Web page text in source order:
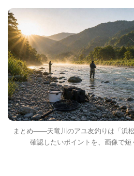
まとめ——天竜川のアユ友釣りは「浜
確認したいポイントを、画像で短